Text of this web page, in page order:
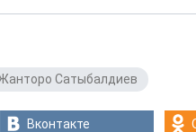
Сатыбалдиев
Вконтакте